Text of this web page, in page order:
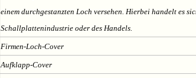
einem durchgestanzten Loch versehen. Hierbei handelt es
Schallplattenindustrie oder des Handels.
Firmen-Loch-Cover
Aufklapp-Cover